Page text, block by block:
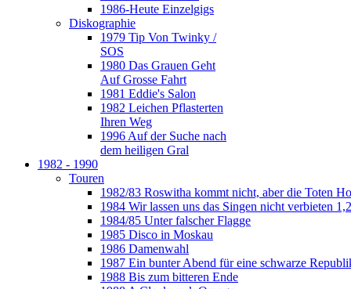
1986-Heute Einzelgigs
Diskographie
1979 Tip Von Twinky /
SOS
1980 Das Grauen Geht
Auf Grosse Fahrt
1981 Eddie's Salon
1982 Leichen Pflasterten
Ihren Weg
1996 Auf der Suche nach
dem heiligen Gral
1982 - 1990
Touren
1982/83 Roswitha kommt nicht, aber die Toten
1984 Wir lassen uns das Singen nicht verbieten
1984/85 Unter falscher Flagge
1985 Disco in Moskau
1986 Damenwahl
1987 Ein bunter Abend für eine schwarze
1988 Bis zum bitteren Ende